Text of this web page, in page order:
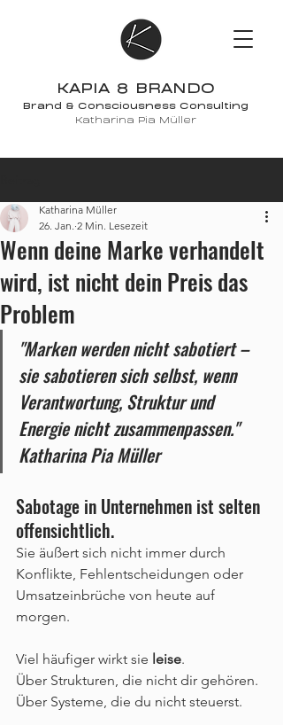
KAPIA 8 BRANDO
Brand & Consciousness Consulting
Katharina Pia Müller
Wenn deine Marke verhandelt
wird, ist nicht dein Preis das
Problem
Katharina Müller
26. Jan. 2 Min. Lesezeit
"Marken werden nicht sabotiert –
sie sabotieren sich selbst, wenn
Verantwortung, Struktur und
Energie nicht zusammenpassen."
Katharina Pia Müller
Sabotage in Unternehmen ist selten
offensichtlich.
Sie äußert sich nicht immer durch
Konflikte, Fehlentscheidungen oder
Umsatzeinbrüche von heute auf
morgen.
Viel häufiger wirkt sie leise.
Über Strukturen, die nicht dir gehören.
Über Systeme, die du nicht steuerst.